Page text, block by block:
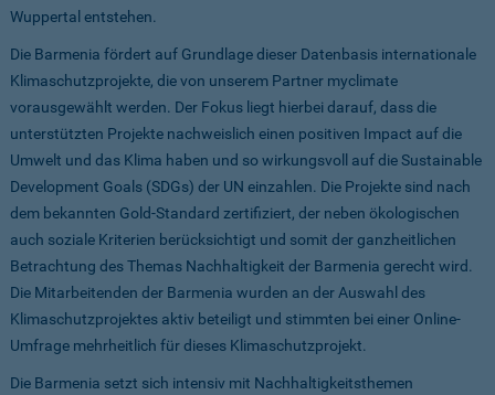
Wuppertal entstehen.
Die Barmenia fördert auf Grundlage dieser Datenbasis internationale
Klimaschutzprojekte, die von unserem Partner myclimate
vorausgewählt werden. Der Fokus liegt hierbei darauf, dass die
unterstützten Projekte nachweislich einen positiven Impact auf die
Umwelt und das Klima haben und so wirkungsvoll auf die Sustainable
Development Goals (SDGs) der UN einzahlen. Die Projekte sind nach
dem bekannten Gold-Standard zertifiziert, der neben ökologischen
auch soziale Kriterien berücksichtigt und somit der ganzheitlichen
Betrachtung des Themas Nachhaltigkeit der Barmenia gerecht wird.
Die Mitarbeitenden der Barmenia wurden an der Auswahl des
Klimaschutzprojektes aktiv beteiligt und stimmten bei einer Online-
Umfrage mehrheitlich für dieses Klimaschutzprojekt.
Die Barmenia setzt sich intensiv mit Nachhaltigkeitsthemen